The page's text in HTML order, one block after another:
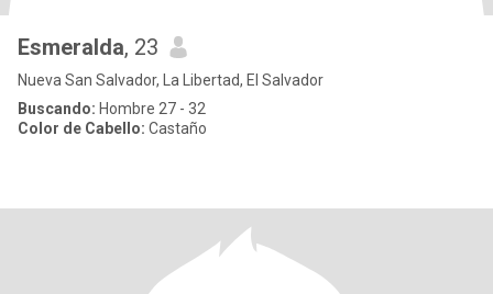
Esmeralda, 23
Nueva San Salvador, La Libertad, El Salvador
Buscando: Hombre 27 - 32
Color de Cabello: Castaño